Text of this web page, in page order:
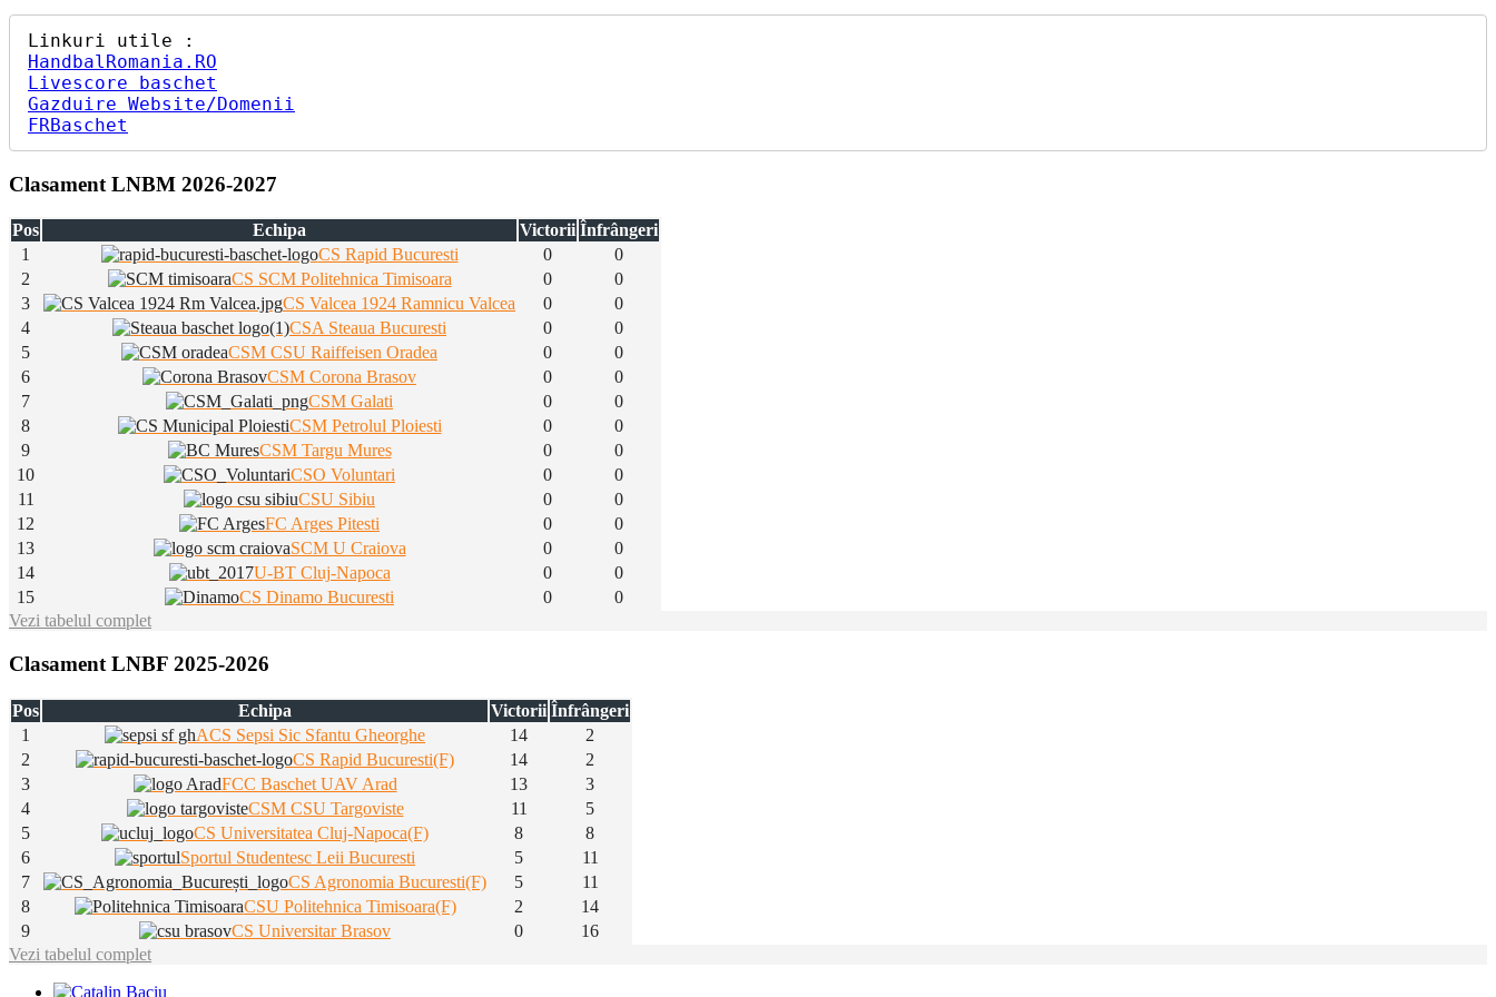
HandbalRomania.RO
Livescore baschet
Gazduire Website/Domenii
FRBaschet
Clasament LNBM 2026-2027
Pos Echipa Victorii Înfrângeri
1
CS Rapid Bucuresti 0
0
2
CS SCM Politehnica Timisoara 0
0
3
CS Valcea 1924 Ramnicu Valcea 0
0
4
CSA Steaua Bucuresti 0
0
5
CSM CSU Raiffeisen Oradea 0
0
6
CSM Corona Brasov 0
0
7
CSM Galati 0
0
8
CSM Petrolul Ploiesti 0
0
9
CSM Targu Mures 0
0
10
CSO Voluntari 0
0
11
CSU Sibiu 0
0
12
FC Arges Pitesti 0
0
13
SCM U Craiova 0
0
14
U-BT Cluj-Napoca 0
0
15
CS Dinamo Bucuresti 0
0
Vezi tabelul complet
Clasament LNBF 2025-2026
Pos Echipa Victorii Înfrângeri
1
ACS Sepsi Sic Sfantu Gheorghe 14
2
2
CS Rapid Bucuresti(F) 14
2
3
FCC Baschet UAV Arad 13
3
4
CSM CSU Targoviste 11
5
5
CS Universitatea Cluj-Napoca(F) 8
8
6
Sportul Studentesc Leii Bucuresti 5
11
7
CS Agronomia Bucuresti(F) 5
11
8
CSU Politehnica Timisoara(F) 2
14
9
CS Universitar Brasov 0
16
Vezi tabelul complet